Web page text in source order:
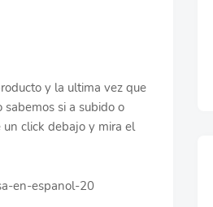
y la ultima vez que
si a subido o
un click debajo y mira el
en-espanol-20